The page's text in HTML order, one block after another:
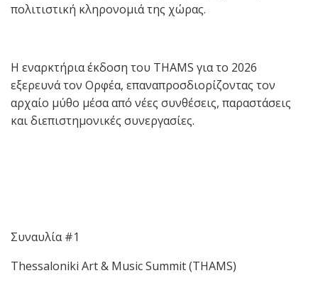
πολιτιστική κληρονομιά της χώρας.
Η εναρκτήρια έκδοση του THAMS για το 2026
εξερευνά τον Ορφέα, επαναπροσδιορίζοντας τον
αρχαίο μύθο μέσα από νέες συνθέσεις, παραστάσεις
και διεπιστημονικές συνεργασίες.
Συναυλία #1
Thessaloniki Art & Music Summit (THAMS)